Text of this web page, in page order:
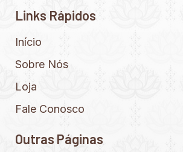
Links Rápidos
Início
Sobre Nós
Loja
Fale Conosco
Outras Páginas